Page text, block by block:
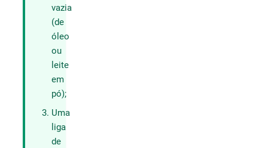
vazia
(de
óleo
ou
leite
em
pó);
Uma
liga
de